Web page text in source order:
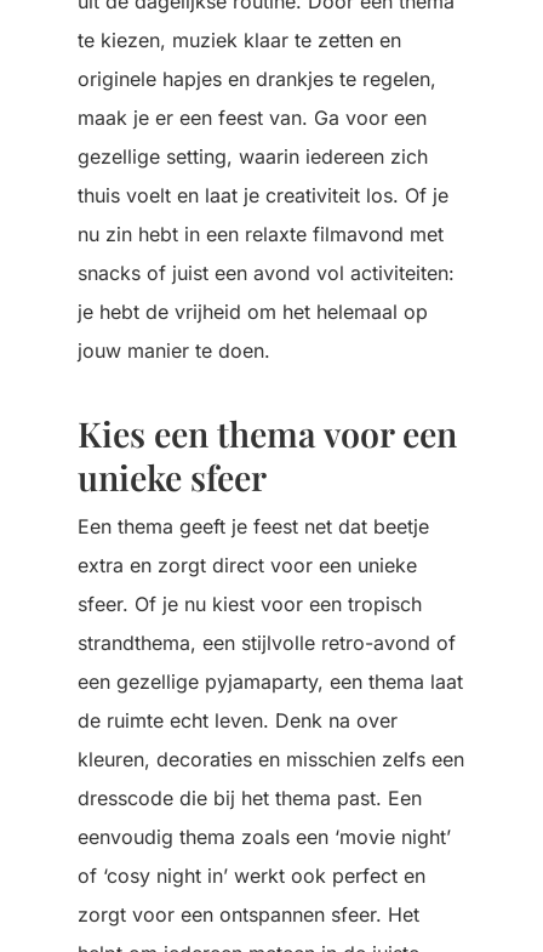
te kiezen, muziek klaar te zetten en
originele hapjes en drankjes te regelen,
maak je er een feest van. Ga voor een
gezellige setting, waarin iedereen zich
thuis voelt en laat je creativiteit los. Of je
nu zin hebt in een relaxte filmavond met
snacks of juist een avond vol activiteiten:
je hebt de vrijheid om het helemaal op
jouw manier te doen.
Kies een thema voor een
unieke sfeer
Een thema geeft je feest net dat beetje
extra en zorgt direct voor een unieke
sfeer. Of je nu kiest voor een tropisch
strandthema, een stijlvolle retro-avond of
een gezellige pyjamaparty, een thema laat
de ruimte echt leven. Denk na over
kleuren, decoraties en misschien zelfs een
dresscode die bij het thema past. Een
eenvoudig thema zoals een ‘movie night’
of ‘cosy night in’ werkt ook perfect en
zorgt voor een ontspannen sfeer. Het